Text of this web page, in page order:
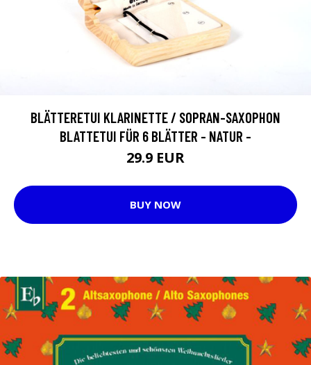
BLÄTTERETUI KLARINETTE / SOPRAN-SAXOPHON
BLATTETUI FÜR 6 BLÄTTER - NATUR -
29.9 EUR
BUY NOW